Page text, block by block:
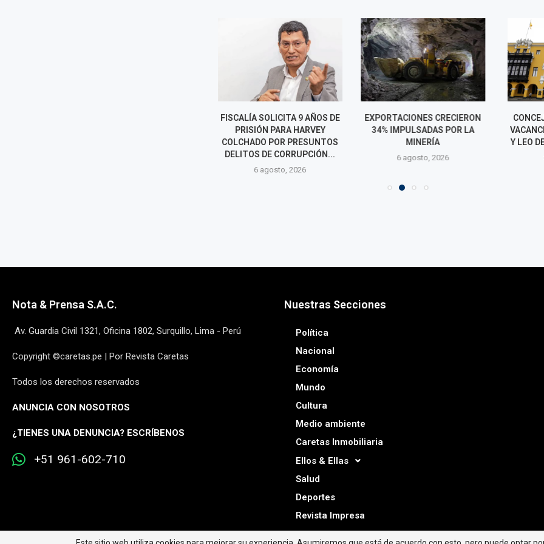
FISCALÍA SOLICITA 9 AÑOS DE
PRISIÓN PARA HARVEY
COLCHADO POR PRESUNTOS
DELITOS DE CORRUPCIÓN...
6 agosto, 2026
EXPORTACIONES CRECIERON
34% IMPULSADAS POR LA
MINERÍA
6 agosto, 2026
CONCEJO
VACANCIA DE
Y LEO DE
6
Nota & Prensa S.A.C.
Av. Guardia Civil 1321, Oficina 1802, Surquillo, Lima - Perú
Copyright ©caretas.pe | Por Revista Caretas
Todos los derechos reservados
ANUNCIA CON NOSOTROS
¿TIENES UNA DENUNCIA? ESCRÍBENOS
+51 961-602-710
Nuestras Secciones
Política
Nacional
Economía
Mundo
Cultura
Medio ambiente
Caretas Inmobiliaria
Ellos & Ellas
Salud
Deportes
Revista Impresa